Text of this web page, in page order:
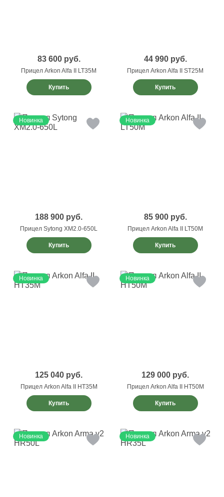
83 600 руб.
Прицел Arkon Alfa II LT35M
Купить
44 990 руб.
Прицел Arkon Alfa II ST25M
Купить
Новинка
188 900 руб.
Прицел Sytong XM2.0-650L
Купить
Новинка
85 900 руб.
Прицел Arkon Alfa II LT50M
Купить
Новинка
125 040 руб.
Прицел Arkon Alfa II HT35M
Купить
Новинка
129 000 руб.
Прицел Arkon Alfa II HT50M
Купить
Новинка Новинка